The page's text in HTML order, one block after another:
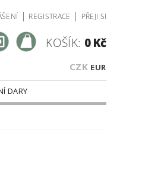
| REGISTRACE | PŘEJI SI
CZK EUR
KOŠÍK: 0 Kč
DARY